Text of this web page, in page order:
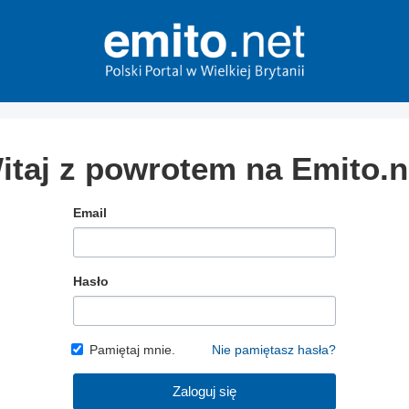
z powrotem na
Email
Hasło
Pamiętaj mnie. Nie pamiętasz hasła?
Zaloguj się